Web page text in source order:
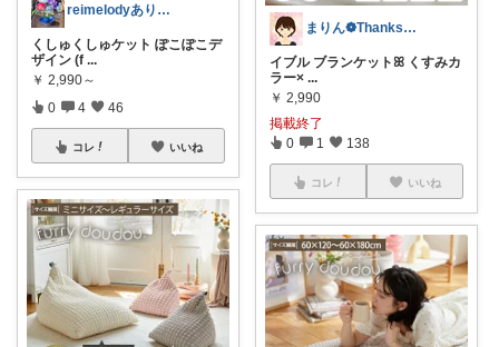
reimelodyありがとうございます
くしゅくしゅケット ぽこぽこデ
ザイン (f ...
￥ 2,990～
0 4 46
コレ いいね
まりん❁Thanks a lot‪ ❤︎
イブル ブランケットꕤ︎︎ くすみカ
ラー× ...
￥ 2,990
掲載終了
0 1 138
コレ いいね